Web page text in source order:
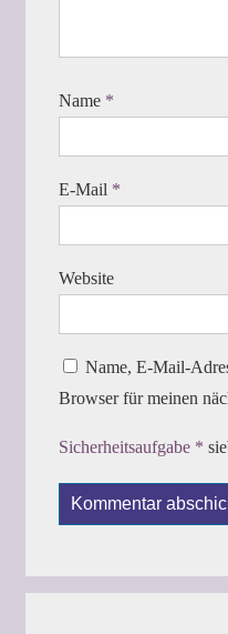
Name *
E-Mail *
Website
Name, E-Mail-
Browser für meinen
Sicherheitsaufgabe *